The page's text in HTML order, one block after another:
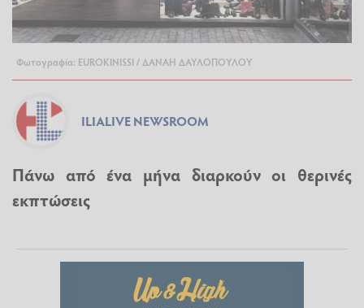
Φωτογραφία: EUROKINISSI / ΔΑΝΑΗ ΔΑΥΛΟΠΟΥΛΟΥ
ILIALIVE NEWSROOM
Πάνω από ένα μήνα διαρκούν οι θερινές
εκπτώσεις